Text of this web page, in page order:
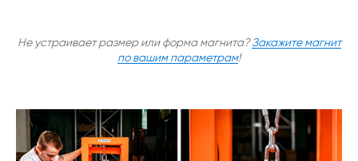
Не устраивает размер или форма магнита?Закажите магнит
по вашим параметрам!